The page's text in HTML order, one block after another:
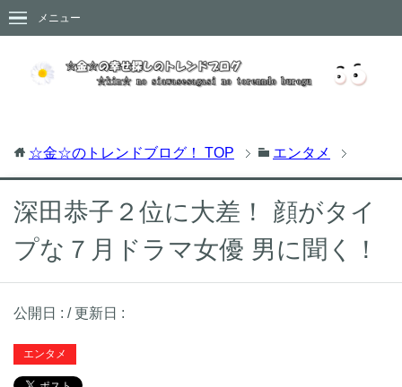
メニュー
☆金☆のトレンドブログ！ TOP エンタメ
深田恭子２位に大差！ 顔がタイ
プな７月ドラマ女優 男に聞く！
公開日 : / 更新日 :
エンタメ